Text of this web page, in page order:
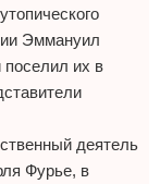
Эммануил
поселил их в
деятель
Фурье, в